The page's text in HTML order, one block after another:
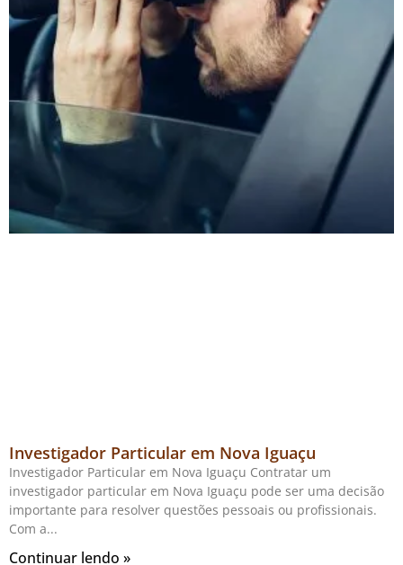
Investigador Particular em Nova Iguaçu
Investigador Particular em Nova Iguaçu Contratar um
investigador particular em Nova Iguaçu pode ser uma decisão
importante para resolver questões pessoais ou profissionais.
Com a
Continuar lendo »